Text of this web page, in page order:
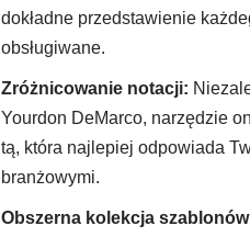
dokładne przedstawienie
obsługiwane.
Zróżnicowanie notacji:
Yourdon DeMarco, narzędzie
tą, która najlepiej odpowiada
branżowymi.
Obszerna kolekcja